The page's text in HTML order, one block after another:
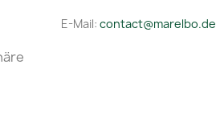
E-Mail: contact@marelbo.de